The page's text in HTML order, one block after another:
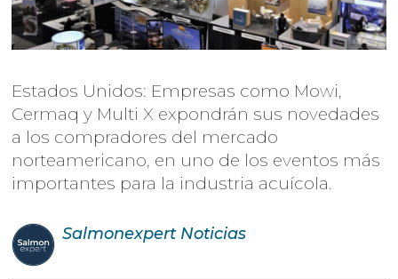
Estados Unidos: Empresas como Mowi,
Cermaq y Multi X expondrán sus novedades
a los compradores del mercado
norteamericano, en uno de los eventos más
importantes para la industria acuícola.
Salmonexpert Noticias